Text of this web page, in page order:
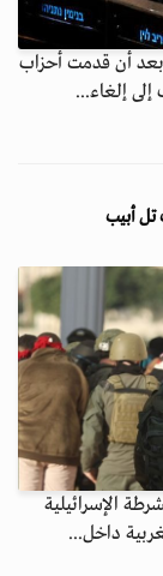
بعد أن قدمت أحزاب
إلغاء...
الإسرائيلية